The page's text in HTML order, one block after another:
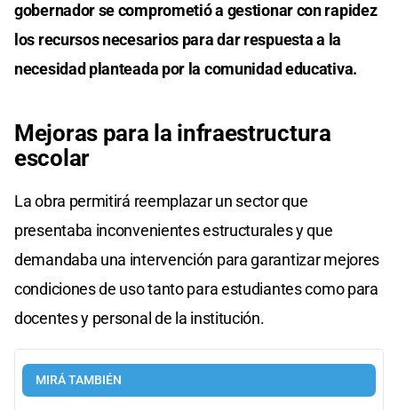
gobernador se comprometió a gestionar con rapidez
los recursos necesarios para dar respuesta a la
necesidad planteada por la comunidad educativa.
Mejoras para la infraestructura
escolar
La obra permitirá reemplazar un sector que
presentaba inconvenientes estructurales y que
demandaba una intervención para garantizar mejores
condiciones de uso tanto para estudiantes como para
docentes y personal de la institución.
MIRÁ TAMBIÉN